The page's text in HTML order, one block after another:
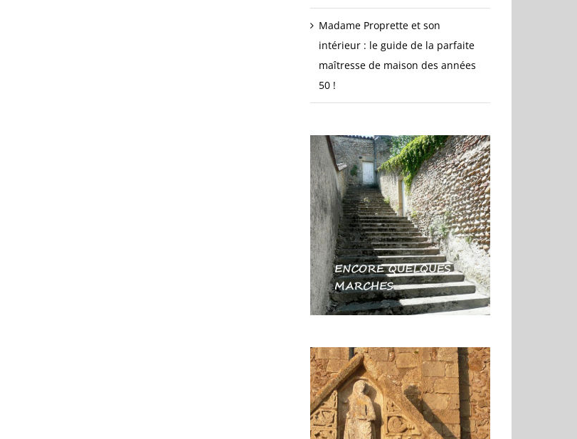
Madame Proprette et son
intérieur : le guide de la parfaite
maîtresse de maison des années
50 !